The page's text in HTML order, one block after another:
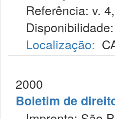
Referência: v.
Disponibilidade:
Localização:
2000
Boletim de